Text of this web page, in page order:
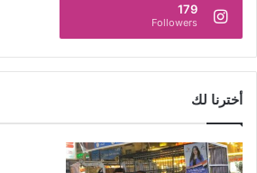
179
Followers
أخترنا لك